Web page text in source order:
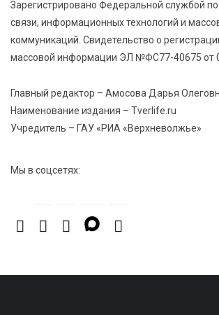
8 Авг 2026 07:58 500
В Нелидово открылся бассейн
Зарегистрировано Федеральной службой
связи, информационных технологий и
коммуникаций. Свидетельство о
массовой информации ЭЛ №ФС77-40675 от
Главный редактор – Амосова Дарья
Наименование издания – Tverlife.ru
Учредитель – ГАУ «РИА «Верхневолжье»
Мы в соцсетях: